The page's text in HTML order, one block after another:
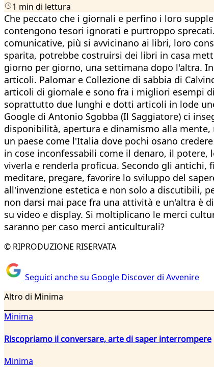
1 min di lettura
Che peccato che i giornali e perfino i loro
contengono tesori ignorati e purtroppo
comunicative, più si avvicinano ai libri, loro
sparita, potrebbe costruirsi dei libri in casa
giorno per giorno, una settimana dopo l'altra.
articoli. Palomar e Collezione di sabbia di
articoli di giornale e sono fra i migliori esempi
soprattutto due lunghi e dotti articoli in lode
Google di Antonio Sgobba (Il Saggiatore) ci
disponibilità, apertura e dinamismo alla
un paese come l'Italia dove pochi osano
in cose inconfessabili come il denaro, il potere,
viverla e renderla proficua. Secondo gli
meditare, pregare, favorire lo sviluppo del
all'invenzione estetica e non solo a discutibili,
non darsi mai pace fra una attività e un'altra è
su video e display. Si moltiplicano le merci
saranno per caso merci anticulturali?
© RIPRODUZIONE RISERVATA
Seguici anche su Google Discover di Avvenire
Altro di Minima
Minima
Riscopriamo il conversare, arte di saper interrompere
Minima